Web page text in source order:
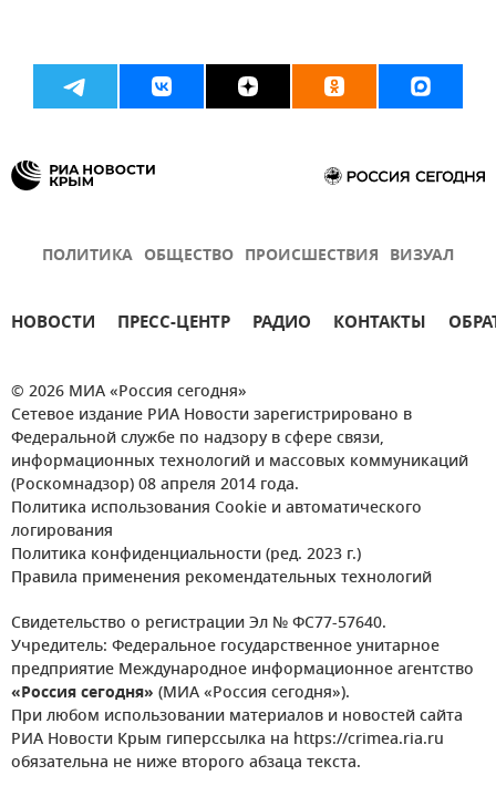
ПОЛИТИКА ОБЩЕСТВО ПРОИСШЕСТВИЯ ВИЗУАЛ
НОВОСТИ ПРЕСС-ЦЕНТР РАДИО КОНТАКТЫ
© 2026 МИА «Россия сегодня»
Сетевое издание РИА Новости зарегистрировано в
Федеральной службе по надзору в сфере связи,
информационных технологий и массовых коммуникаций
(Роскомнадзор) 08 апреля 2014 года.
Политика использования Cookie и автоматического
логирования
Политика конфиденциальности (ред. 2023 г.)
Правила применения рекомендательных технологий
Свидетельство о регистрации Эл № ФС77-57640.
Учредитель: Федеральное государственное унитарное
предприятие Международное информационное агентство
«Россия сегодня» (МИА «Россия сегодня»).
При любом использовании материалов и новостей сайта
РИА Новости Крым гиперссылка на https://crimea.ria.ru
обязательна не ниже второго абзаца текста.